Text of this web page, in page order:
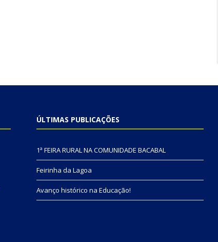
ÚLTIMAS PUBLICAÇÕES
1ª FEIRA RURAL NA COMUNIDADE BACABAL
Feirinha da Lagoa
Avanço histórico na Educação!